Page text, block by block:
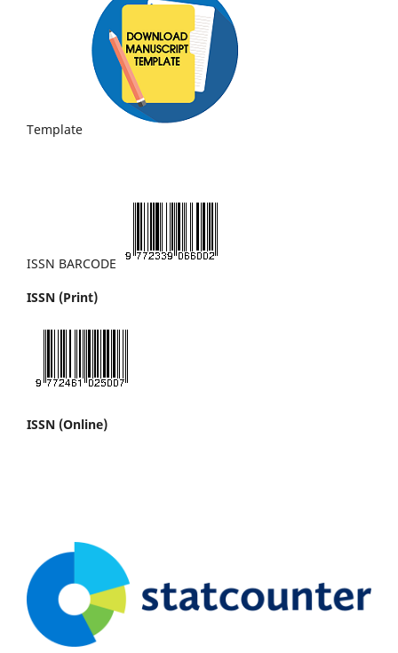
Template
ISSN BARCODE
ISSN (Print)
ISSN (Online)